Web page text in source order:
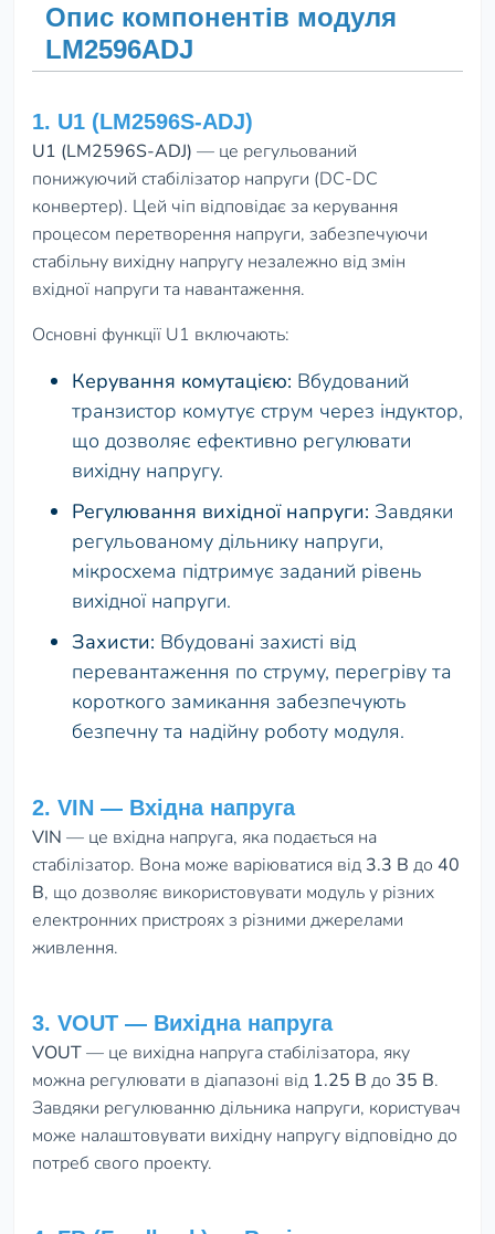
Опис компонентів модуля
LM2596ADJ
1. U1 (LM2596S-ADJ)
U1 (LM2596S-ADJ) — це регульований
понижуючий стабілізатор напруги (DC-DC
конвертер). Цей чіп відповідає за керування
процесом перетворення напруги, забезпечуючи
стабільну вихідну напругу незалежно від змін
вхідної напруги та навантаження.
Основні функції U1 включають:
Керування комутацією: Вбудований
транзистор комутує струм через індуктор,
що дозволяє ефективно регулювати
вихідну напругу.
Регулювання вихідної напруги: Завдяки
регульованому дільнику напруги,
мікросхема підтримує заданий рівень
вихідної напруги.
Захисти: Вбудовані захисті від
перевантаження по струму, перегріву та
короткого замикання забезпечують
безпечну та надійну роботу модуля.
2. VIN — Вхідна напруга
VIN — це вхідна напруга, яка подається на
стабілізатор. Вона може варіюватися від 3.3 В до 40
В, що дозволяє використовувати модуль у різних
електронних пристроях з різними джерелами
живлення.
3. VOUT — Вихідна напруга
VOUT— це вихідна напруга стабілізатора, яку
можна регулювати в діапазоні від 1.25 В до 35 В.
Завдяки регулюванню дільника напруги, користувач
може налаштовувати вихідну напругу відповідно до
потреб свого проекту.